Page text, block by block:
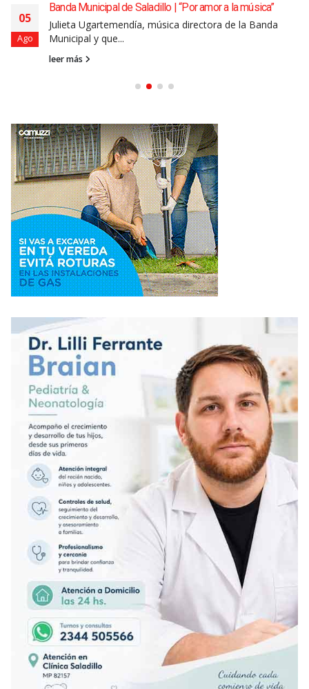
05
Ago
Banda Municipal de Saladillo | “Por amor a la música”
Julieta Ugartemendía, música directora de la Banda
Municipal y que...
leer más